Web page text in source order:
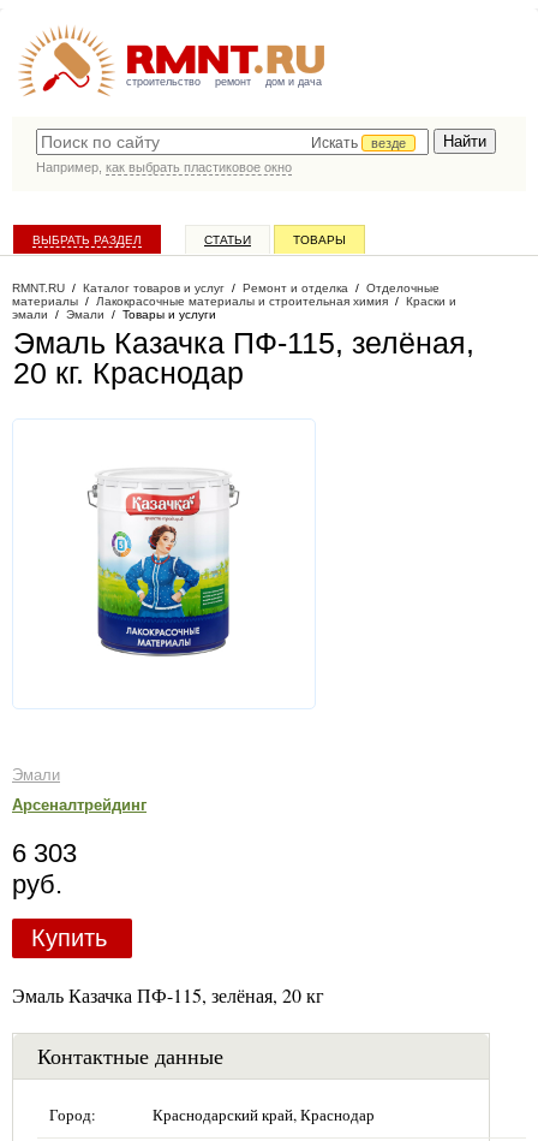
строительство ремонт дом и дача
Искать
везде
Например, как выбрать пластиковое окно
ВЫБРАТЬ РАЗДЕЛ СТАТЬИ ТОВАРЫ
RMNT.RU / Каталог товаров и услуг / Ремонт и отделка / Отделочные
материалы / Лакокрасочные материалы и строительная химия / Краски и
эмали / Эмали / Товары и услуги
Эмаль Казачка ПФ-115, зелёная,
20 кг. Краснодар
Эмали
Арсеналтрейдинг
6 303
руб.
Купить
Эмаль Казачка ПФ-115, зелёная, 20 кг
Контактные данные
Город: Краснодарский край, Краснодар